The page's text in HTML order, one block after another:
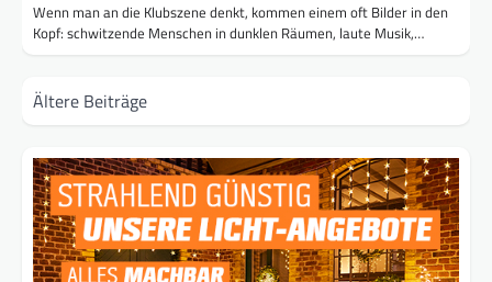
Wenn man an die Klubszene denkt, kommen einem oft Bilder in den
Kopf: schwitzende Menschen in dunklen Räumen, laute Musik,…
Beitragsnavigation
Ältere Beiträge